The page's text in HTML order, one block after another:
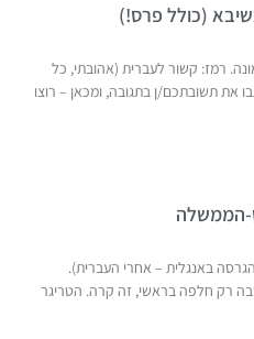
(כולל פרס!)
רמז: קשור לעברית (אהובתי, כל
לניחוש. כתבו את תשובתכם/ן בתגובה, ומכאן – רוצו
הממשלה
באנגלית – אחרי העברית).
רק חלפה בראשי, זה קרה. הטריגר